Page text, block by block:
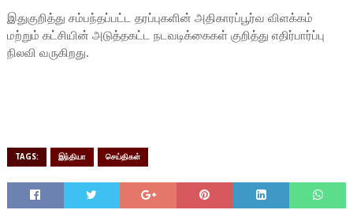
இதுகுறித்து சம்பந்தப்பட்ட தரப்புகளின் அதிகாரப்பூர்வ விளக்கம்
மற்றும் கட்சியின் அடுத்தகட்ட நடவடிக்கைகள் குறித்து எதிர்பார்ப்பு
நிலவி வருகிறது.
TAGS: இந்தியா செய்திகள்